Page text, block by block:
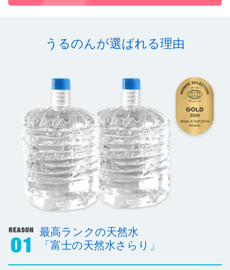
うるのんが選ばれる理由
最高ランクの天然水
「富士の天然水さらり」